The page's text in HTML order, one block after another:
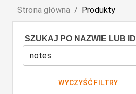
Strona główna / Produkty
SZUKAJ PO NAZWIE LUB ID
WYCZYŚĆ FILTRY